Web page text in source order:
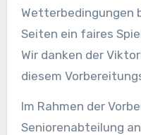
Wetterbedingungen
Seiten ein faires
Wir danken der
diesem
Im Rahmen der
Seniorenabteilung